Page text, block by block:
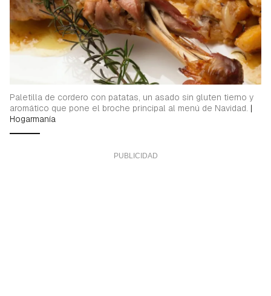
Paletilla de cordero con patatas, un asado sin gluten tierno y
aromático que pone el broche principal al menú de Navidad. |
Hogarmanía